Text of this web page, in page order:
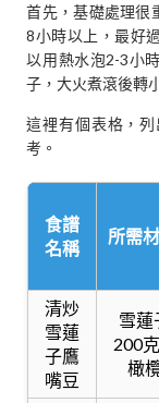
首先，基礎處理很
8小時以上，最好
以用熱水泡2-3小
子，大火煮滾後轉
這裡有個表格，
考。
食譜
名稱
所需
清炒
雪蓮
子鷹
嘴豆
雪蓮
200
橄